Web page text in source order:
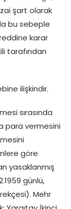
şart olarak
bu sebeple
karar
tarafından
ilişkindir.
sırasında
para vermesini
göre
yasaklanmış
günlü,
Mehr